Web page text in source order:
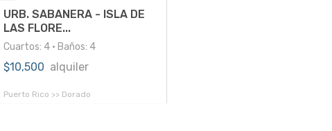
URB. SABANERA - ISLA DE
LAS FLORE...
Cuartos: 4 • Baños: 4
$10,500 alquiler
Puerto Rico >> Dorado